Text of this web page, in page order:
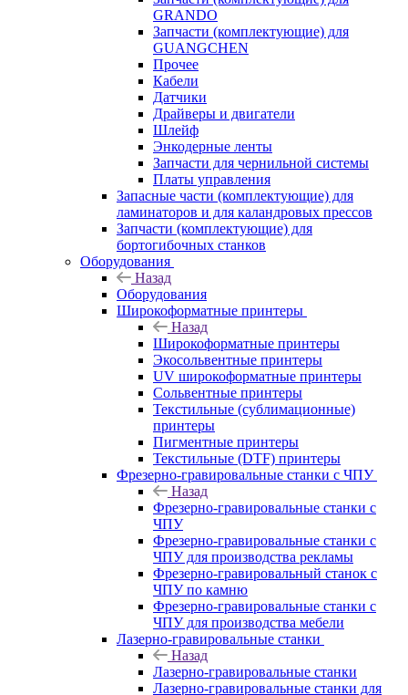
GRANDO
Запчасти (комплектующие) для
GUANGCHEN
Прочее
Кабели
Датчики
Драйверы и двигатели
Шлейф
Энкодерные ленты
Запчасти для чернильной системы
Платы управления
Запасные части (комплектующие) для
ламинаторов и для каландровых прессов
Запчасти (комплектующие) для
бортогибочных станков
Оборудования
Назад
Оборудования
Широкоформатные принтеры
Назад
Широкоформатные принтеры
Экосольвентные принтеры
UV широкоформатные принтеры
Сольвентные принтеры
Текстильные (сублимационные)
принтеры
Пигментные принтеры
Текстильные (DTF) принтеры
Фрезерно-гравировальные станки с ЧПУ
Назад
Фрезерно-гравировальные станки с
ЧПУ
Фрезерно-гравировальные станки с
ЧПУ для производства рекламы
Фрезерно-гравировальный станок с
ЧПУ по камню
Фрезерно-гравировальные станки с
ЧПУ для производства мебели
Лазерно-гравировальные станки
Назад
Лазерно-гравировальные станки
Лазерно-гравировальные станки для